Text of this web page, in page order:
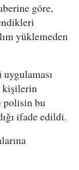
göre,
yüklemeden
kişilerin
polisin bu
ifade edildi.